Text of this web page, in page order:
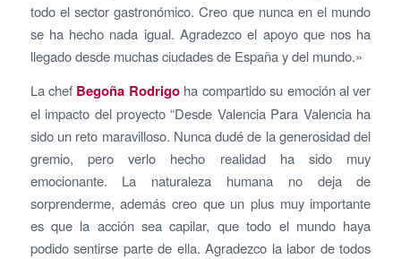
todo el sector gastronómico. Creo que nunca en el mundo
se ha hecho nada igual. Agradezco el apoyo que nos ha
llegado desde muchas ciudades de España y del mundo.»
La chef Begoña Rodrigoha compartido su emoción al ver
el impacto del proyecto “Desde Valencia Para Valencia ha
sido un reto maravilloso. Nunca dudé de la generosidad del
gremio, pero verlo hecho realidad ha sido muy
emocionante. La naturaleza humana no deja de
sorprenderme, además creo que un plus muy importante
es que la acción sea capilar, que todo el mundo haya
podido sentirse parte de ella. Agradezco la labor de todos